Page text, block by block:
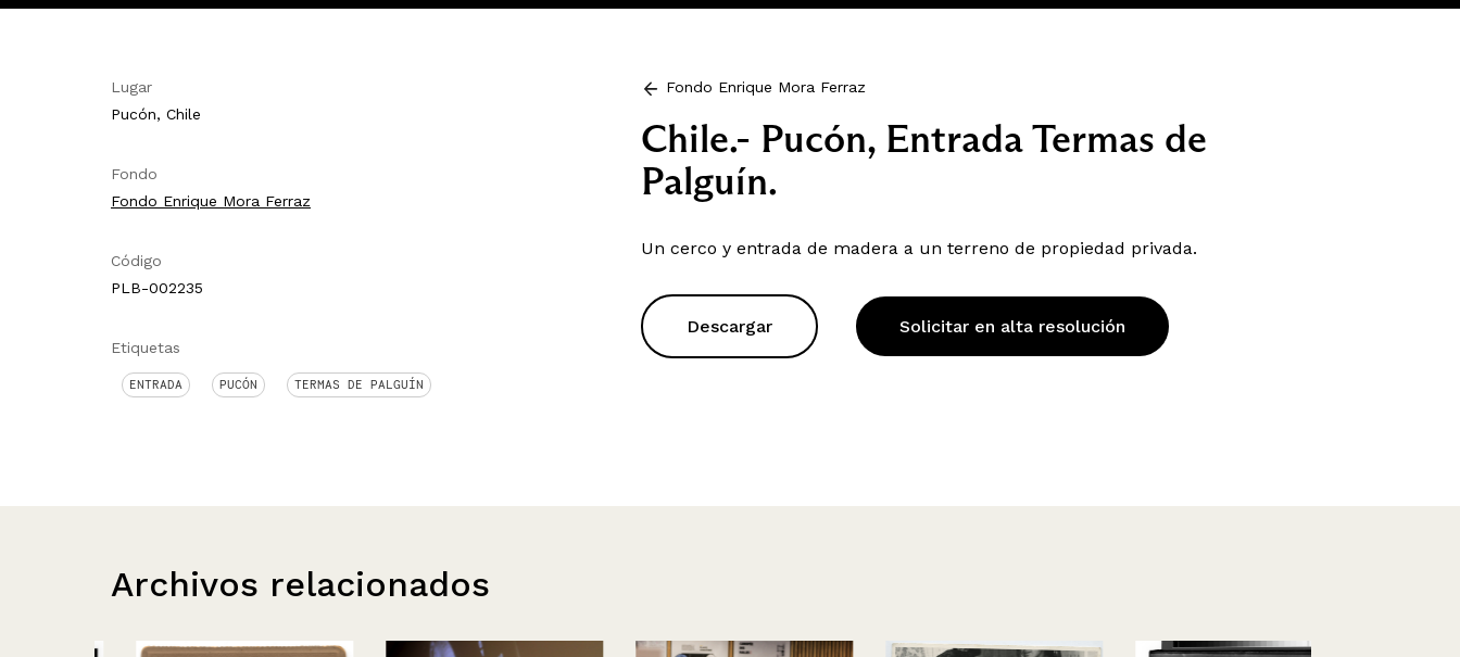
Lugar
Pucón, Chile
Fondo
Fondo Enrique Mora Ferraz
Código
PLB-002235
Etiquetas
ENTRADA PUCÓN TERMAS DE PALGUÍN
Fondo Enrique Mora Ferraz
Chile.- Pucón, Entrada Termas de
Palguín.
Un cerco y entrada de madera a un terreno de propiedad privada.
Descargar Solicitar en alta resolución
Archivos relacionados